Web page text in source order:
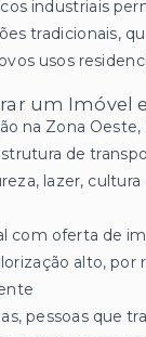
industriais
tradicionais,
usos
um Imóvel
na Zona Oeste,
de
lazer, cultura
com oferta de
alto, por
pessoas que